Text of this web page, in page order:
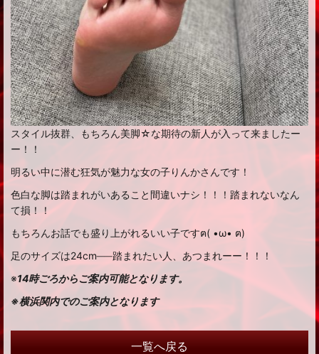
スタイル抜群、もちろん美脚☆な期待の新人が入って来ましたー
ー！！
明るい中に潜む狂気が魅力な女の子りんかさんです！
色白な脚は踏まれがいあること間違いナシ！！！踏まれないなん
て損！！
もちろんお話でも盛り上がれるいい子ですฅ( •ω• ฅ)
足のサイズは24cm──踏まれたい人、あつまれーー！！！
※14時ごろからご案内可能となります。
※横浜関内でのご案内となります
一覧へ戻る